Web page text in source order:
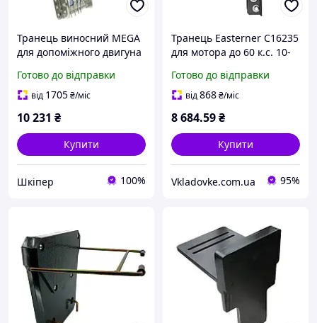
Транець виносний MEGA
для допоміжного двигуна
(47.376.28)
Готово до відправки
від 1705₴/міс
10 231 ₴
Купити
Шкіпер 100%
Транець Easterner C16235
для мотора до 60 к.с. 10-
Готово до відправки
від868₴/міс
8 684.59₴
Купити
Vkladovke.com.ua 95%